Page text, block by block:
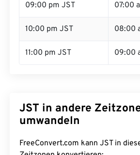
09:00 pm JST 07:00
10:00 pm JST 08:00
11:00 pm JST 09:00
JST in andere
umwandeln
FreeConvert.com kann JST in